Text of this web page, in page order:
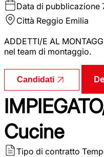
Data di pubblicazione
Città Reggio Emilia
ADDETTI/E AL
nel team di montaggio.
Candidati
Cucine
Tipo di contratto